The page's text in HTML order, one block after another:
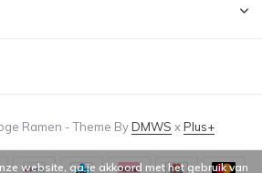
Ramen - Theme ByDMWS xPlus+
website, ga je akkoord met het gebruik van